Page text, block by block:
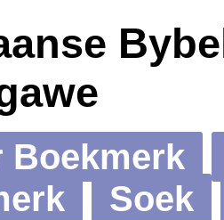
Boekmerk
Soek